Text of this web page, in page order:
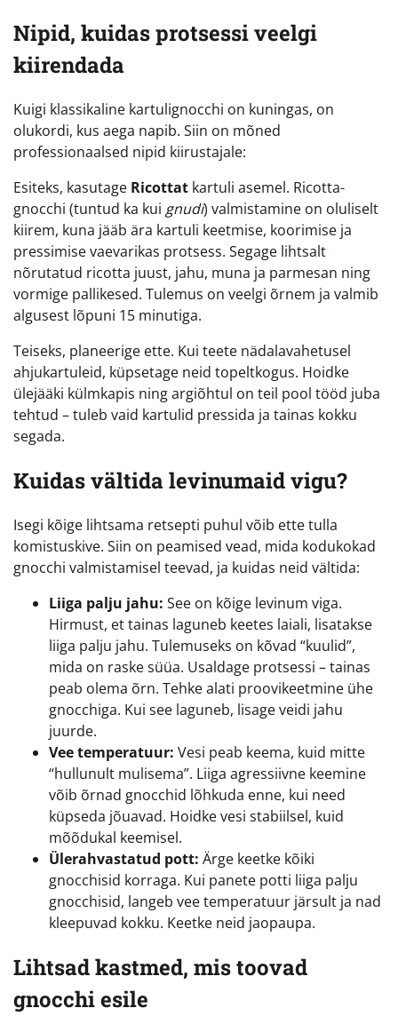
Nipid, kuidas protsessi veelgi
kiirendada
Kuigi klassikaline kartulignocchi on kuningas, on
olukordi, kus aega napib. Siin on mõned
professionaalsed nipid kiirustajale:
Esiteks, kasutage Ricottat kartuli asemel. Ricotta-
gnocchi (tuntud ka kui gnudi) valmistamine on oluliselt
kiirem, kuna jääb ära kartuli keetmise, koorimise ja
pressimise vaevarikas protsess. Segage lihtsalt
nõrutatud ricotta juust, jahu, muna ja parmesan ning
vormige pallikesed. Tulemus on veelgi õrnem ja valmib
algusest lõpuni 15 minutiga.
Teiseks, planeerige ette. Kui teete nädalavahetusel
ahjukartuleid, küpsetage neid topeltkogus. Hoidke
ülejääki külmkapis ning argiõhtul on teil pool tööd juba
tehtud – tuleb vaid kartulid pressida ja tainas kokku
segada.
Kuidas vältida levinumaid vigu?
Isegi kõige lihtsama retsepti puhul võib ette tulla
komistuskive. Siin on peamised vead, mida kodukokad
gnocchi valmistamisel teevad, ja kuidas neid vältida:
Liiga palju jahu: See on kõige levinum viga.
Hirmust, et tainas laguneb keetes laiali, lisatakse
liiga palju jahu. Tulemuseks on kõvad “kuulid”,
mida on raske süüa. Usaldage protsessi – tainas
peab olema õrn. Tehke alati proovikeetmine ühe
gnocchiga. Kui see laguneb, lisage veidi jahu
juurde.
Vee temperatuur: Vesi peab keema, kuid mitte
“hullunult mulisema”. Liiga agressiivne keemine
võib õrnad gnocchid lõhkuda enne, kui need
küpseda jõuavad. Hoidke vesi stabiilsel, kuid
mõõdukal keemisel.
Ülerahvastatud pott: Ärge keetke kõiki
gnocchisid korraga. Kui panete potti liiga palju
gnocchisid, langeb vee temperatuur järsult ja nad
kleepuvad kokku. Keetke neid jaopaupa.
Lihtsad kastmed, mis toovad
gnocchi esile